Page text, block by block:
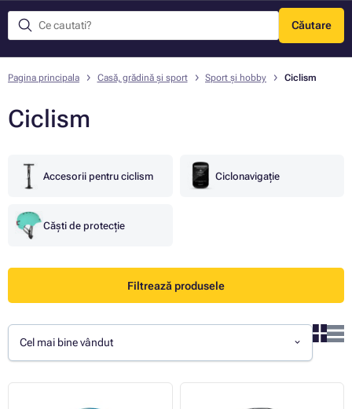
Căutare
Meniu
Pagina principala Casă, grădină și sport Sport și hobby Ciclism
Ciclism
Accesorii pentru ciclism Ciclonavigație
Căști de protecție
Filtrează produsele
Cel mai bine vândut